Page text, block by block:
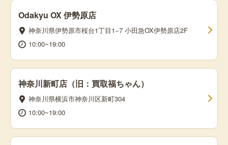
Odakyu OX 伊勢原店
神奈川県伊勢原市桜台1丁目1−7 小田急OX伊勢原店2F
10:00~19:00
神奈川新町店（旧：買取福ちゃん）
神奈川県横浜市神奈川区新町304
10:00~19:00